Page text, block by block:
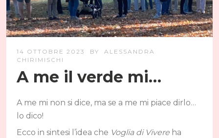
14 OTTOBRE 2023 BY
ALESSANDRA
CHIRIMISCHI
A me il verde mi…
A me mi non si dice, ma se a me mi piace dirlo…
lo dico!
Ecco in sintesi l’idea che Voglia di Vivere ha